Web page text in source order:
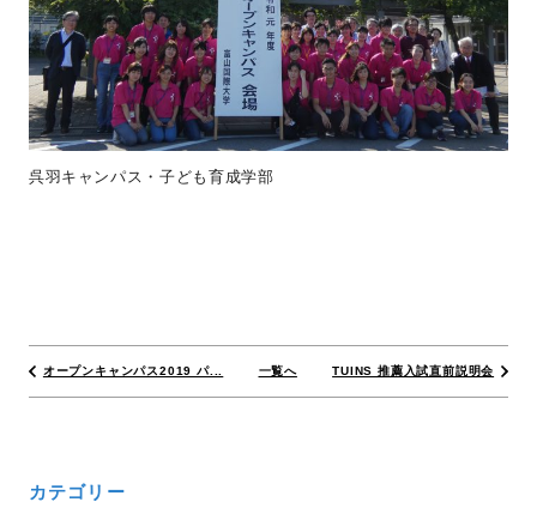
呉羽キャンパス・子ども育成学部
オープンキャンパス2019 パ... 一覧へ TUINS 推薦入試直前説明会
カテゴリー